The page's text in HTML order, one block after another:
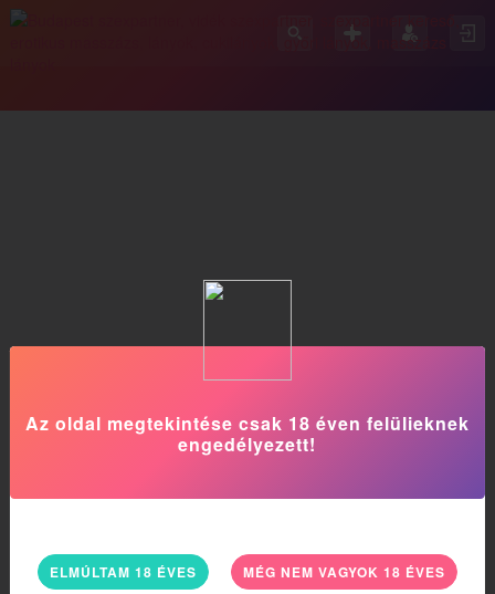
Az oldal megtekintése csak 18 éven felülieknek
engedélyezett!
ELMÚLTAM 18 ÉVES MÉG NEM VAGYOK 18 ÉVES